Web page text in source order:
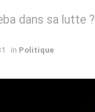
dans sa lutte ?
in Politique